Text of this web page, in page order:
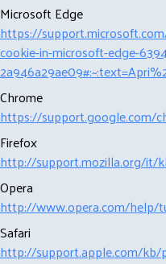
Microsoft Edge
https://
cookie-in-microsoft-edge-
Chrome
https://support.google.com/
Firefox
http://support.mozilla.org/it/
Opera
http://www.opera.com/help/
Safari
http://support.apple.com/kb/